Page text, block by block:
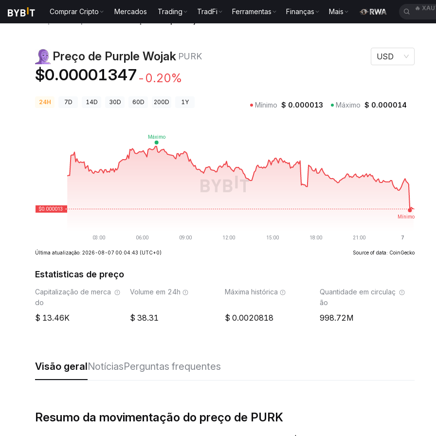
Comprar Cripto Mercados Trading TradFi Ferramentas Finanças Mais 🔥
Preço de Purple Wojak PURK
$0.00001347 -0.20%
USD
24H 7D 14D 30D 60D 200D 1Y Mínimo $ 0.000013 Máximo $ 0.000014
Última atualização: 2026-08-07 00:04:43 (UTC+0) Source of data: CoinGecko
Estatisticas de preço
Capitalização de merca
do
13.46K
Volume em 24h
38.31
Máxima histórica
0.0020818
Quantidade em circulaç
ão
998.72M
Visão geralNotíciasPerguntas frequentes
Resumo da movimentação do preço de PURK